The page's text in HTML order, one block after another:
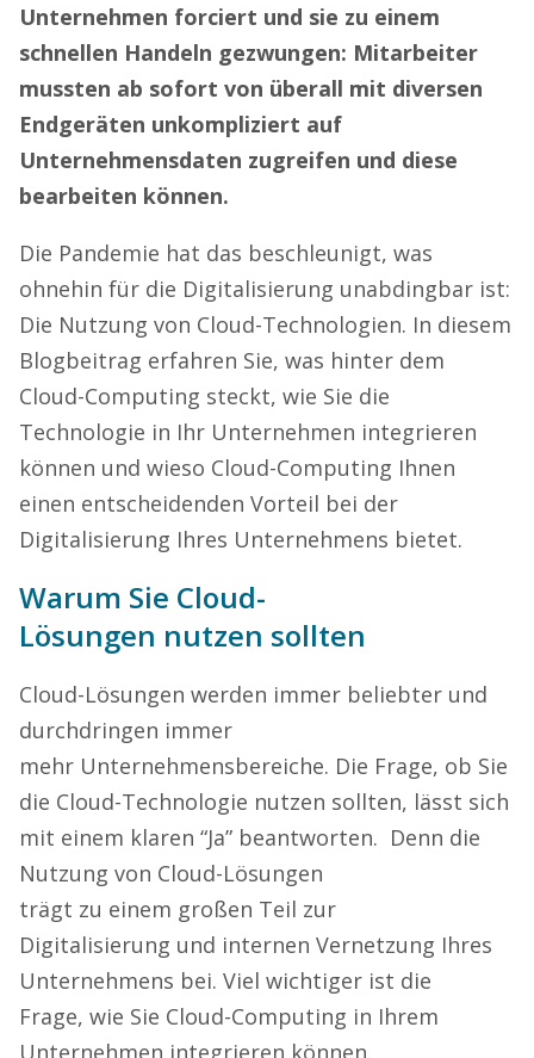
Unternehmen forciert und sie zu einem
schnellen Handeln gezwungen: Mitarbeiter
mussten ab sofort von überall mit diversen
Endgeräten unkompliziert auf
Unternehmensdaten zugreifen und diese
bearbeiten können.
Die Pandemie hat das beschleunigt, was
ohnehin für die Digitalisierung unabdingbar ist:
Die Nutzung von Cloud-Technologien. In diesem
Blogbeitrag erfahren Sie, was hinter dem
Cloud-Computing steckt, wie Sie die
Technologie in Ihr Unternehmen integrieren
können und wieso Cloud-Computing Ihnen
einen entscheidenden Vorteil bei der
Digitalisierung Ihres Unternehmens bietet.
Warum Sie Cloud-
Lösungen nutzen sollten
Cloud-Lösungen werden immer beliebter und
durchdringen immer
mehr Unternehmensbereiche. Die Frage, ob Sie
die Cloud-Technologie nutzen sollten, lässt sich
mit einem klaren “Ja” beantworten. Denn die
Nutzung von Cloud-Lösungen
trägt zu einem großen Teil zur
Digitalisierung und internen Vernetzung Ihres
Unternehmens bei. Viel wichtiger ist die
Frage, wie Sie Cloud-Computing in Ihrem
Unternehmen integrieren können.